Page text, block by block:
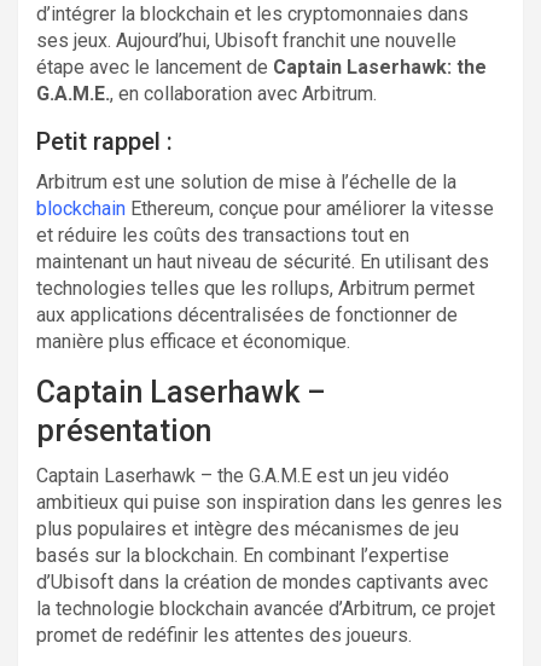
d’intégrer la blockchain et les cryptomonnaies dans
ses jeux. Aujourd’hui, Ubisoft franchit une nouvelle
étape avec le lancement de Captain Laserhawk: the
G.A.M.E., en collaboration avec Arbitrum.
Petit rappel :
Arbitrum est une solution de mise à l’échelle de la
blockchain Ethereum, conçue pour améliorer la vitesse
et réduire les coûts des transactions tout en
maintenant un haut niveau de sécurité. En utilisant des
technologies telles que les rollups, Arbitrum permet
aux applications décentralisées de fonctionner de
manière plus efficace et économique.
Captain Laserhawk –
présentation
Captain Laserhawk – the G.A.M.E est un jeu vidéo
ambitieux qui puise son inspiration dans les genres les
plus populaires et intègre des mécanismes de jeu
basés sur la blockchain. En combinant l’expertise
d’Ubisoft dans la création de mondes captivants avec
la technologie blockchain avancée d’Arbitrum, ce projet
promet de redéfinir les attentes des joueurs.